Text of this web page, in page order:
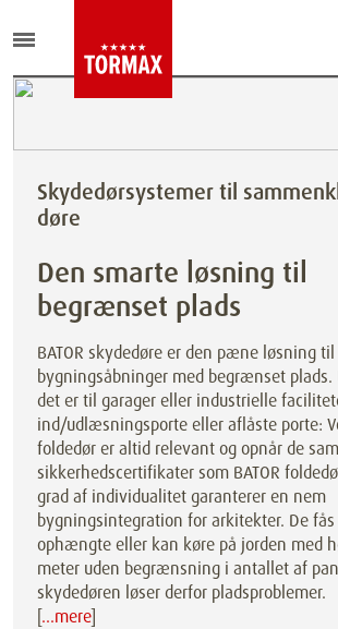
Skydedørsystemer til
døre
Den smarte løsning til
begrænset plads
BATOR skydedøre er den pæne løsning
bygningsåbninger med begrænset plads.
det er til garager eller industrielle
ind/udlæsningsporte eller aflåste porte:
foldedør er altid relevant og opnår de
sikkerhedscertifikater som BATOR
grad af individualitet garanterer en nem
bygningsintegration for arkitekter. De
ophængte eller kan køre på jorden med
meter uden begrænsning i antallet af
skydedøren løser derfor pladsproblemer.
[…mere]